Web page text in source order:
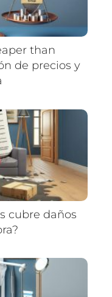
than
de precios y
cubre daños